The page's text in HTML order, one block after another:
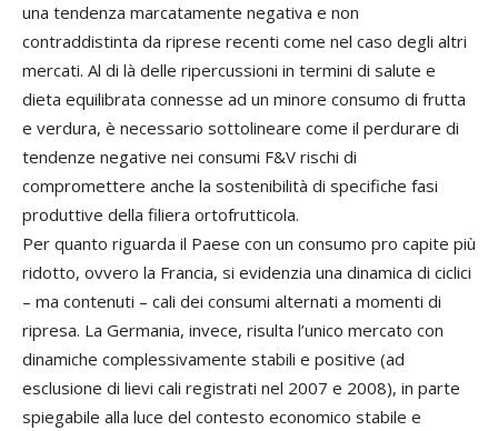
una tendenza marcatamente negativa e non
contraddistinta da riprese recenti come nel caso degli altri
mercati. Al di là delle ripercussioni in termini di salute e
dieta equilibrata connesse ad un minore consumo di frutta
e verdura, è necessario sottolineare come il perdurare di
tendenze negative nei consumi F&V rischi di
compromettere anche la sostenibilità di specifiche fasi
produttive della filiera ortofrutticola.
Per quanto riguarda il Paese con un consumo pro capite più
ridotto, ovvero la Francia, si evidenzia una dinamica di ciclici
– ma contenuti – cali dei consumi alternati a momenti di
ripresa. La Germania, invece, risulta l’unico mercato con
dinamiche complessivamente stabili e positive (ad
esclusione di lievi cali registrati nel 2007 e 2008), in parte
spiegabile alla luce del contesto economico stabile e